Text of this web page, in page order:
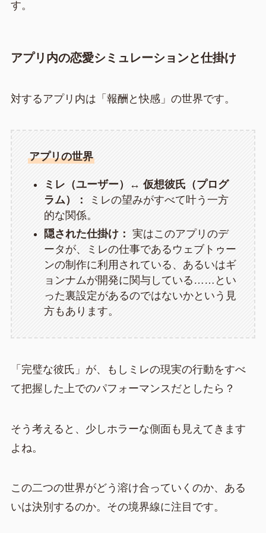
す。
アプリ内の恋愛シミュレーションと仕掛け
対するアプリ内は「報酬と快感」の世界です。
アプリの世界
ミレ（ユーザー）↔ 仮想彼氏（プログ
ラム）：
ミレの望みがすべて叶う一方
的な関係。
隠された仕掛け： 実はこのアプリのデ
ータが、ミレの仕事であるウェブトゥー
ンの制作に利用されている、あるいはギ
ョンナムが開発に関与している……とい
った裏設定があるのではないかという見
方もあります。
「完璧な彼氏」が、もしミレの現実の行動をすべ
て把握した上でのパフォーマンスだとしたら？
そう考えると、少しホラーな側面も見えてきます
よね。
この二つの世界がどう溶け合っていくのか、ある
いは決別するのか。その境界線に注目です。